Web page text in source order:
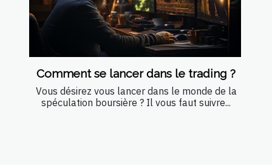
Comment se lancer dans le trading ?
Vous désirez vous lancer dans le monde de la
spéculation boursière ? Il vous faut suivre...